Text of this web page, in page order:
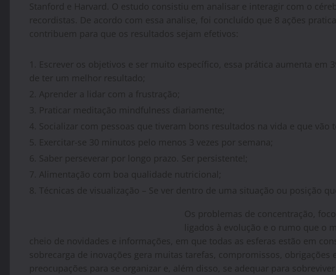
Stanford e Harvard. O estudo consistiu em analisar e interagir com o
recordistas. De acordo com essa analise, foi concluído que 8 ações
contribuem para que os resultados sejam efetivos:
Escrever os objetivos e ser muito específico, essa prática aumenta em
de ter um melhor resultado;
Aprender a lidar com a frustração;
Praticar meditação mindfulness diariamente;
Socializar com pessoas que tiveram bons resultados na vida e que vão
Exercitar-se 30 minutos pelo menos 3 vezes por semana;
Saber perseverar por longo prazo. Ser persistente!;
Alimentação com boa qualidade nutricional;
Técnicas de visualização – Se ver dentro de uma situação ou posição
Os problemas de concentração,
ligados à evolução e o rumo que o
cheio de novidades e informações, em que todas as esferas estão em
sobrecarga de inovações gera muitas tarefas, compromissos, obrigações
preocupações para se organizar e, além disso, se adequar para